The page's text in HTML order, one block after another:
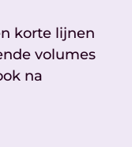
korte lijnen
volumes
na